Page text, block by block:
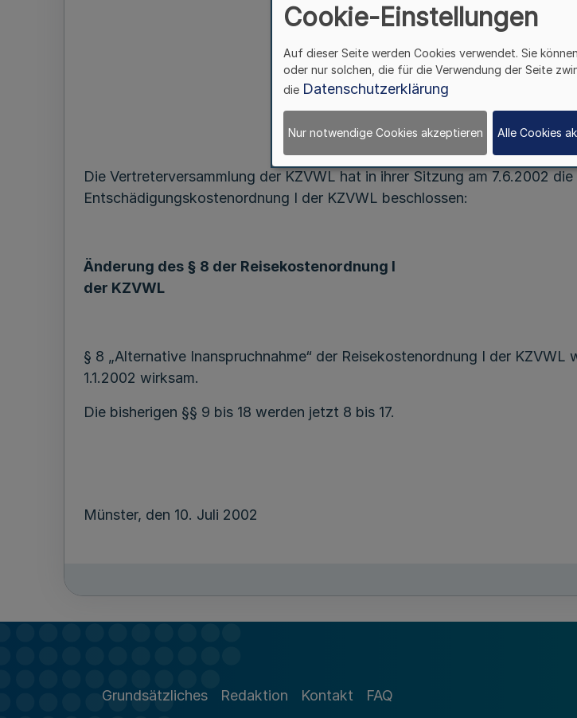
Änderung der
Reise- und
der KZVWL
Bek. d.
Westfalen-Lippe vom
Die Vertreterversammlung der KZVWL hat in ihrer Sitzung am 7.6.2002
Entschädigungskostenordnung I der KZVWL beschlossen:
Änderung des § 8 der Reisekostenordnung I
der KZVWL
§ 8 „Alternative Inanspruchnahme“ der Reisekostenordnung I der
1.1.2002 wirksam.
Die bisherigen §§ 9 bis 18 werden jetzt 8 bis 17.
Münster, den 10. Juli 2002
Grundsätzliches Redaktion Kontakt FAQ
Cookie-Einstellungen
Auf dieser Seite werden Cookies verwendet. Sie
oder nur solchen, die für die Verwendung der Seite
die Datenschutzerklärung
Nur notwendige Cookies akzeptieren Alle Cookies